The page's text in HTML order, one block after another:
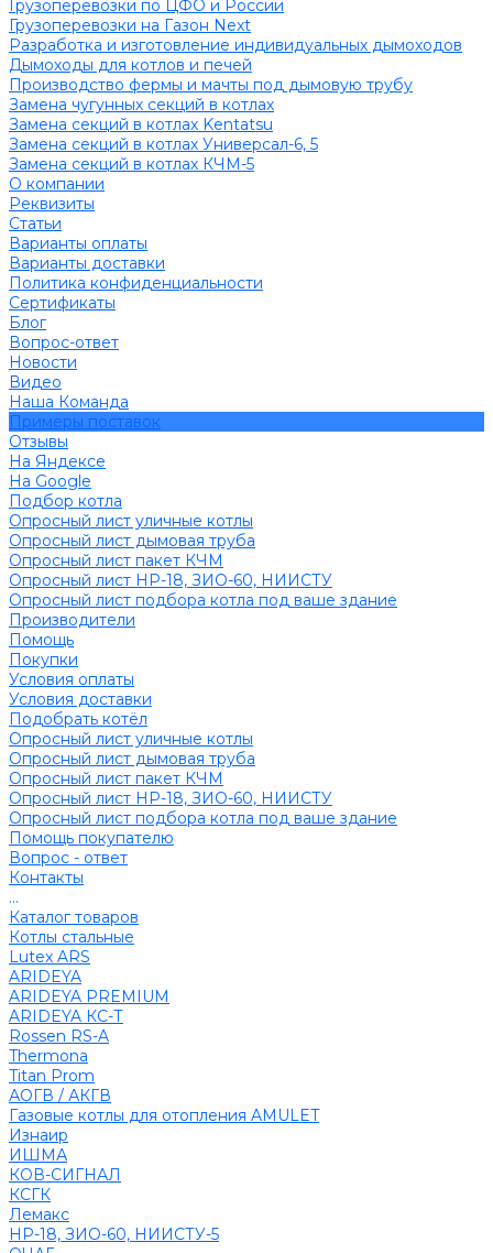
Грузоперевозки по ЦФО и России
Грузоперевозки на Газон Next
Разработка и изготовление индивидуальных дымоходов
Дымоходы для котлов и печей
Производство фермы и мачты под дымовую трубу
Замена чугунных секций в котлах
Замена секций в котлах Kentatsu
Замена секций в котлах Универсал-6, 5
Замена секций в котлах КЧМ-5
О компании
Реквизиты
Статьи
Варианты оплаты
Варианты доставки
Политика конфиденциальности
Сертификаты
Блог
Вопрос-ответ
Новости
Видео
Наша Команда
Примеры поставок
Отзывы
На Яндексе
На Google
Подбор котла
Опросный лист уличные котлы
Опросный лист дымовая труба
Опросный лист пакет КЧМ
Опросный лист НР-18, ЗИО-60, НИИСТУ
Опросный лист подбора котла под ваше здание
Производители
Помощь
Покупки
Условия оплаты
Условия доставки
Подобрать котёл
Опросный лист уличные котлы
Опросный лист дымовая труба
Опросный лист пакет КЧМ
Опросный лист НР-18, ЗИО-60, НИИСТУ
Опросный лист подбора котла под ваше здание
Помощь покупателю
Вопрос - ответ
Контакты
...
Каталог товаров
Котлы стальные
Lutex ARS
ARIDEYA
ARIDEYA PREMIUM
ARIDEYA КС-Т
Rossen RS-A
Thermona
Titan Prom
АОГВ / АКГВ
Газовые котлы для отопления AMULET
Изнаир
ИШМА
КОВ-СИГНАЛ
КСГК
Лемакс
НР-18, ЗИО-60, НИИСТУ-5